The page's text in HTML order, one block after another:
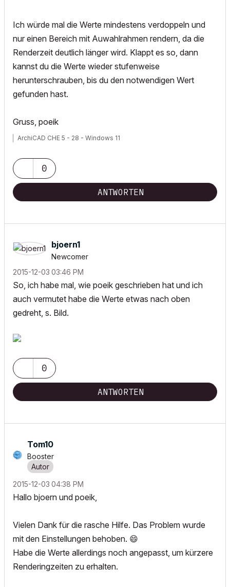
Ich würde mal die Werte mindestens verdoppeln und
nur einen Bereich mit Auwahlrahmen rendern, da die
Renderzeit deutlich länger wird. Klappt es so, dann
kannst du die Werte wieder stufenweise
herunterschrauben, bis du den notwendigen Wert
gefunden hast.
Gruss, poeik
ArchiCAD CHE 5 - 28 - Windows 11
0
ANTWORTEN
bjoern1
Newcomer
‎2015-12-03 03:46 PM
So, ich habe mal, wie poeik geschrieben hat und ich
auch vermutet habe die Werte etwas nach oben
gedreht, s. Bild.
0
ANTWORTEN
Tom10
Booster
‎2015-12-03 04:38 PM
Hallo bjoern und poeik,
Vielen Dank für die rasche Hilfe. Das Problem wurde
mit den Einstellungen behoben. 😄
Habe die Werte allerdings noch angepasst, um kürzere
Renderingzeiten zu erhalten.